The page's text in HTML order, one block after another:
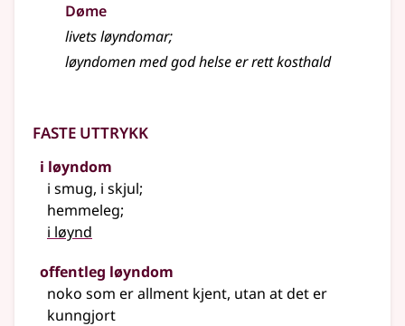
Døme
livets løyndomar;
løyndomen med god helse er rett kosthald
Faste uttrykk
i løyndom
i smug, i skjul;
hemmeleg;
i løynd
offentleg løyndom
noko som er allment kjent, utan at det er
kunngjort